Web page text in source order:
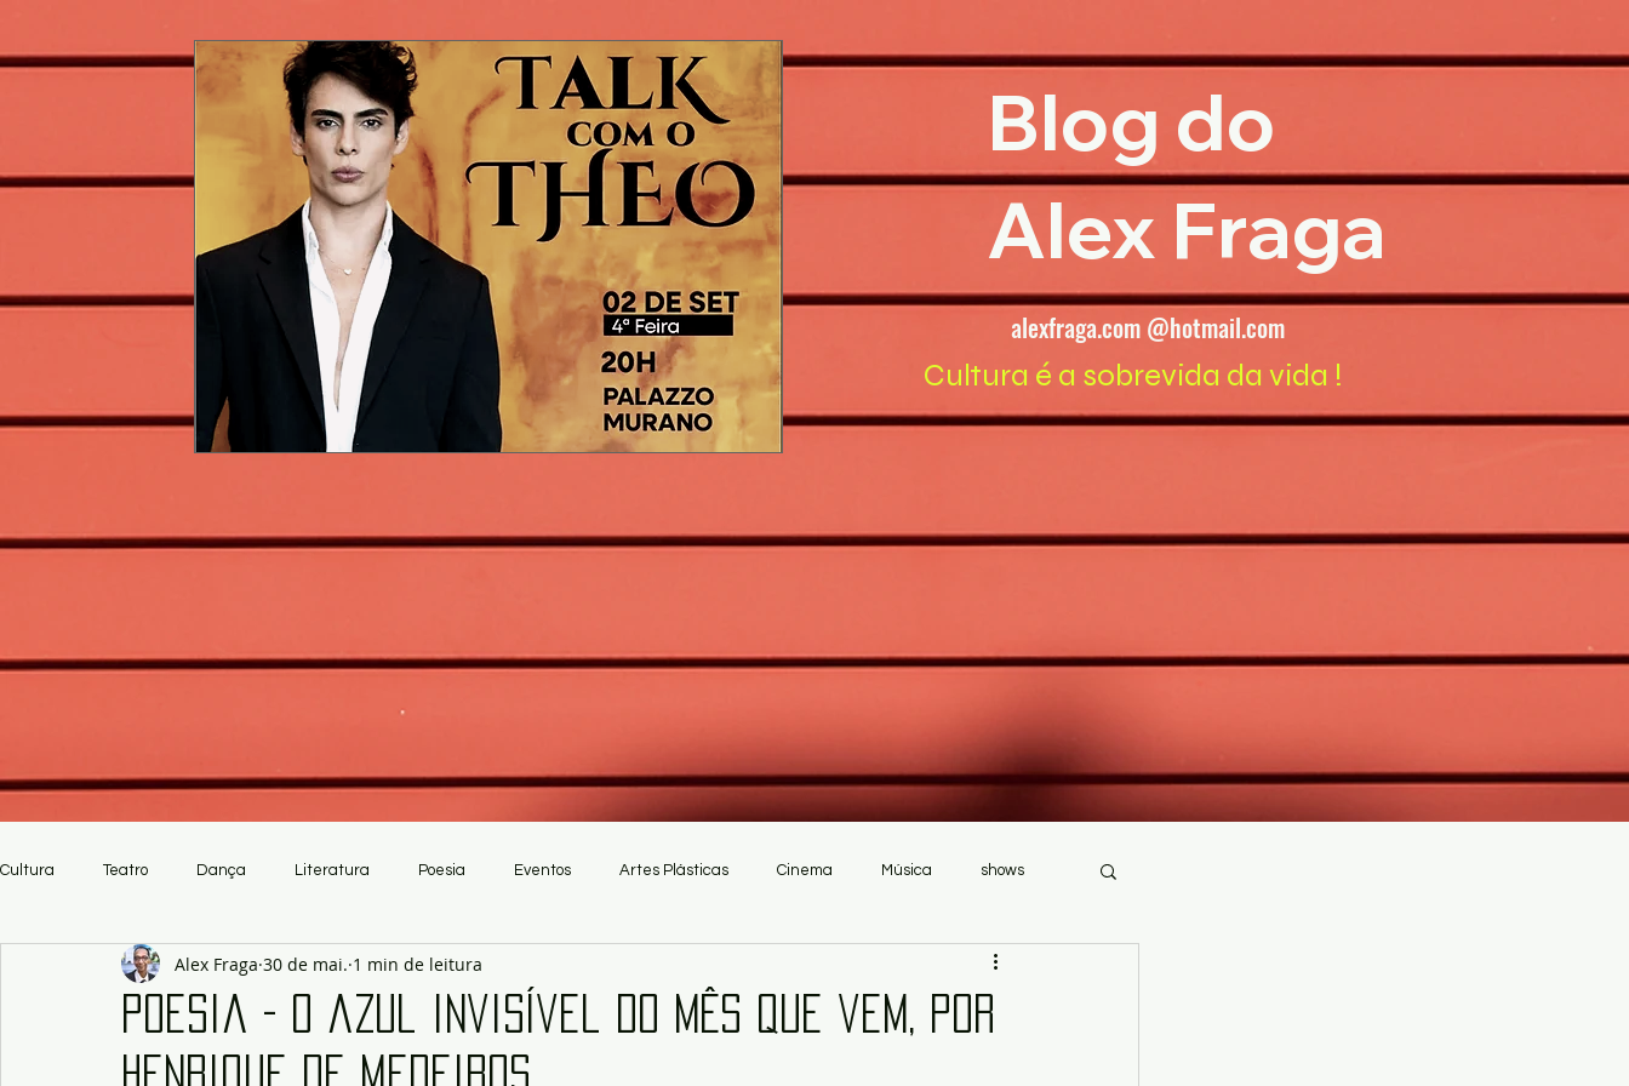
Blog do
Alex Fraga
alexfraga.com @hotmail.com
Cultura é a sobrevida da vida !
Cultura Teatro Dança Literatura Poesia Eventos Artes Plásticas Cinema Música shows
Artesanato
Poesia - O azul invisível do mês que vem, por
Henrique de Medeiros
Alex Fraga 30 de mai. 1 min de leitura